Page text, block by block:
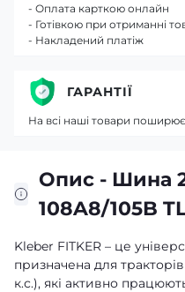
Опис - Шина
108A8/105B
Kleber FITKER – це
призначена для
к.с.), які активно
- Оплата карткою онлайн
- Готівкою при отриманні
- Накладений платіж
ГАРАНТІЇ
На всі наші товари